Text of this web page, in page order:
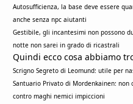
Autosufficienza, la base deve essere
anche senza npc aiutanti
Gestibile, gli incantesimi non possono
notte non sarei in grado di ricastrali
Quindi ecco cosa abbiamo
Scrigno Segreto di Leomund: utile per
Santuario Privato di Mordenkainen:
contro maghi nemici impiccioni